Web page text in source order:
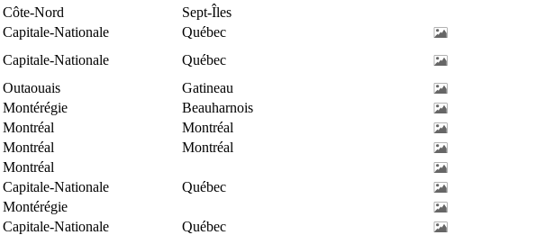
Côte-Nord
Sept-Îles
Capitale-Nationale
Québec
Capitale-Nationale
Québec
Outaouais
Gatineau
Montérégie
Beauharnois
Montréal
Montréal
Montréal
Montréal
Montréal
Capitale-Nationale
Québec
Montérégie
Capitale-Nationale
Québec